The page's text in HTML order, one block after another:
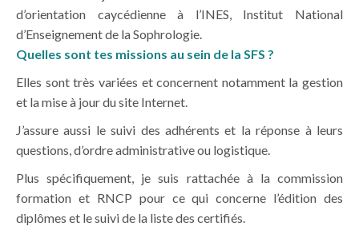
d’orientation caycédienne à l’INES, Institut National
d’Enseignement de la Sophrologie.
Quelles sont tes missions au sein de la SFS ?
Elles sont très variées et concernent notamment la gestion
et la mise à jour du site Internet.
J’assure aussi le suivi des adhérents et la réponse à leurs
questions, d’ordre administrative ou logistique.
Plus spécifiquement, je suis rattachée à la commission
formation et RNCP pour ce qui concerne l’édition des
diplômes et le suivi de la liste des certifiés.